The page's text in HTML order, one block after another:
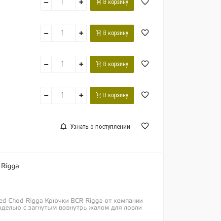
− + В корзину
− + В корзину
− + В корзину
− + В корзину
Узнать о поступлении
Chod Rigga Крючки BCR Rigga от компании
с загнутым вовнутрь жалом для ловли